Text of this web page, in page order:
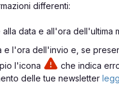
differenti:
data e all'ora dell'ultima
e l'ora dell'invio e, se
l'icona
che indica
delle tue newsletter